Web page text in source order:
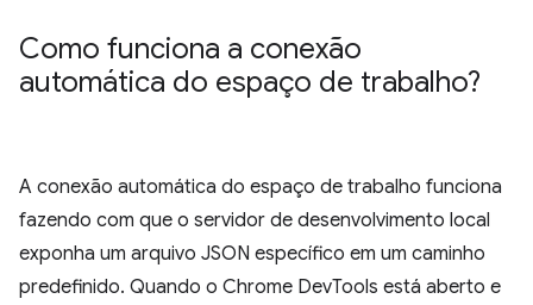
Como funciona a conexão
automática do espaço de trabalho?
A conexão automática do espaço de trabalho funciona
fazendo com que o servidor de desenvolvimento local
exponha um arquivo JSON específico em um caminho
predefinido. Quando o Chrome DevTools está aberto e